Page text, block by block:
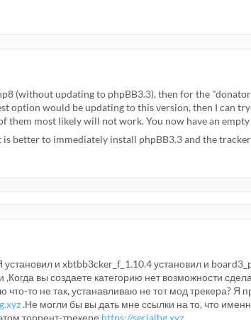
(without updating to phpBB3.3), then for the
option would be updating to this version, then I can
them most likely will not work. You now have an
is better to immediately install phpBB3.3 and the
и xbtbb3cker_f_1.10.4 установил и
,Когда вы создаете категорию нет возможности
то не так, устанавливаю не тот мод трекера? Я
.Не могли бы вы дать мне ссылки на то, что